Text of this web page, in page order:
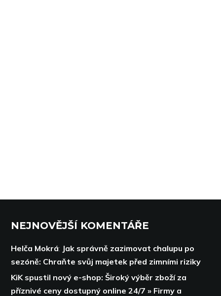
NEJNOVĚJŠÍ KOMENTÁŘE
Helča Mokrá: Jak správně zazimovat chalupu po
sezóně: Chraňte svůj majetek před zimními riziky
KiK spustil nový e-shop: Široký výběr zboží za
příznivé ceny dostupný online 24/7 » Firmy a